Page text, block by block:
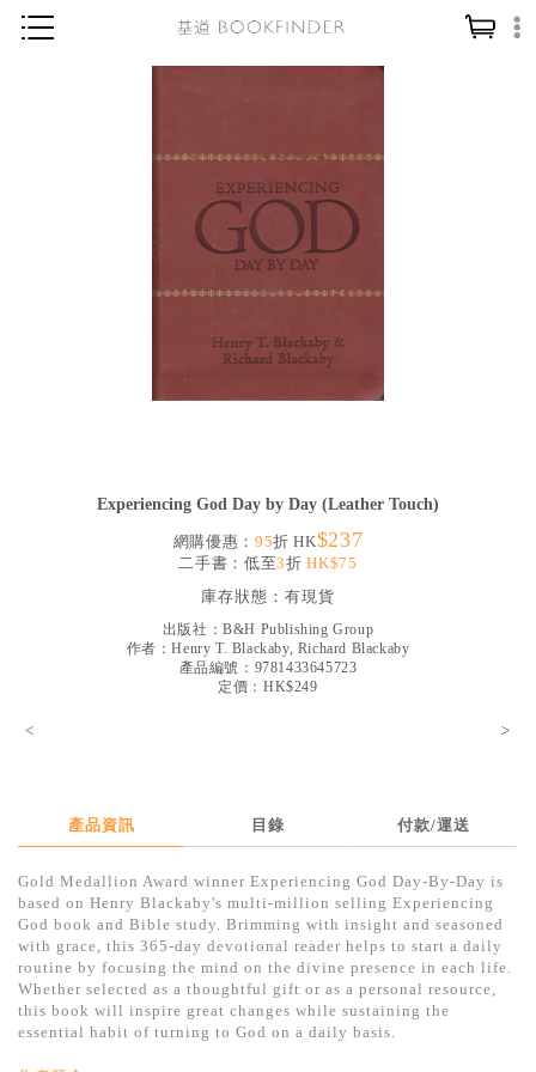
信仰入門
靈修／禱告
哲學／宗教比較
見證／傳記
童書
得獎作品推介
中文二手書
英文二手書
精選英文書
電子書
Experiencing God Day by Day (Leather Touch)
網購優惠： 95折 HK$237
二手書：低至3折HK$75
庫存狀態： 有現貨
出版社：B&H Publishing Group
作者：Henry T. Blackaby, Richard Blackaby
產品編號：9781433645723
定價：HK$249
< >
產品資訊 目錄 付款/運送
Gold Medallion Award winner Experiencing God Day-By-Day is
based on Henry Blackaby's multi-million selling Experiencing
God book and Bible study. Brimming with insight and seasoned
with grace, this 365-day devotional reader helps to start a daily
routine by focusing the mind on the divine presence in each life.
Whether selected as a thoughtful gift or as a personal resource,
this book will inspire great changes while sustaining the
essential habit of turning to God on a daily basis.